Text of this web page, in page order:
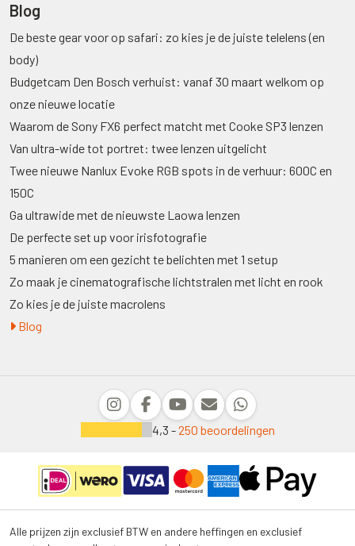
Blog
De beste gear voor op safari: zo kies je de juiste telelens (en
body)
Budgetcam Den Bosch verhuist: vanaf 30 maart welkom op
onze nieuwe locatie
Waarom de Sony FX6 perfect matcht met Cooke SP3 lenzen
Van ultra-wide tot portret: twee lenzen uitgelicht
Twee nieuwe Nanlux Evoke RGB spots in de verhuur: 600C en
150C
Ga ultrawide met de nieuwste Laowa lenzen
De perfecte set up voor irisfotografie
5 manieren om een gezicht te belichten met 1 setup
Zo maak je cinematografische lichtstralen met licht en rook
Zo kies je de juiste macrolens
Blog
4,3 -250 beoordelingen
Alle prijzen zijn exclusief BTW en andere heffingen en exclusief